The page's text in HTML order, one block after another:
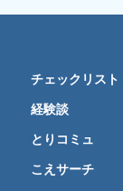
チェックリスト
経験談
とりコミュ
こえサーチ